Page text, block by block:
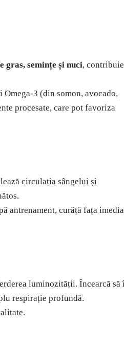
gras, semințe și nuci, contribuie
3 (din somon, avocado,
procesate, care pot favoriza
circulația sângelui și
antrenament, curăță fața
luminozității. Încearcă să
respirație profundă.